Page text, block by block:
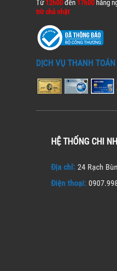
Từ12h00đến 17h00 hằng
trừ chủ nhật
DỊCH VỤ THANH TOÁN
HỆ THỐNG CHI
Địa chỉ: 24 Rạch
Điện thoại: